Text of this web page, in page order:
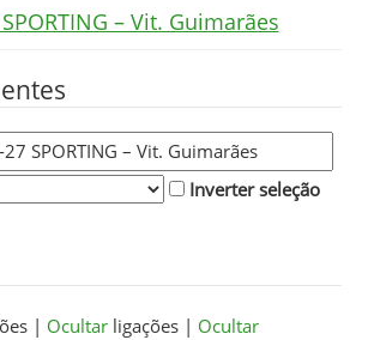
– Vit. Guimarães
Inverter seleção
| Ocultarligações | Ocultar